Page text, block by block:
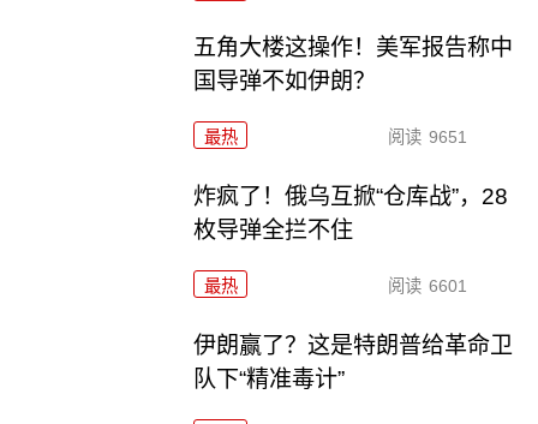
五角大楼这操作！美军报告称中
国导弹不如伊朗？
最热 阅读 9651
炸疯了！俄乌互掀“仓库战”，28
枚导弹全拦不住
最热 阅读 6601
伊朗赢了？这是特朗普给革命卫
队下“精准毒计”